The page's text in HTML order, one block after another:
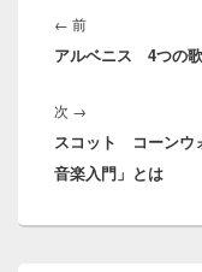
稿
ナ
ゲ
ー
シ
ョ
← 前前
の
アルベニス 4つの
次 →
の
投
スコット コーンウ
音楽入門」とは